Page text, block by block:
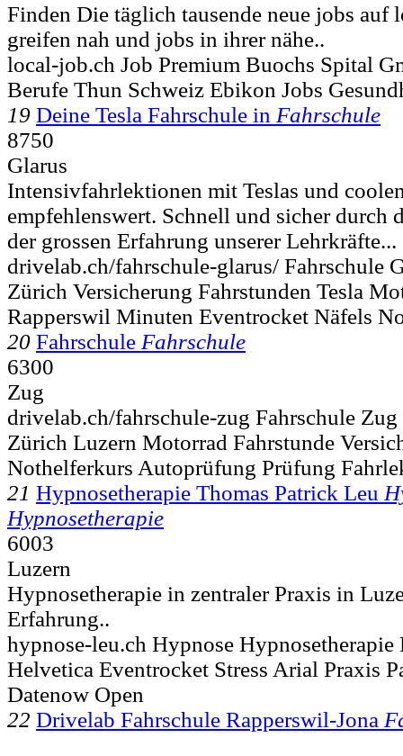
Finden Die täglich tausende neue jobs auf
greifen nah und jobs in ihrer nähe..
local-job.ch Job Premium Buochs Spital
Berufe Thun Schweiz Ebikon Jobs
19 Deine Tesla Fahrschule in Fahrschule
8750
Glarus
Intensivfahrlektionen mit Teslas und
empfehlenswert. Schnell und sicher durch
der grossen Erfahrung unserer Lehrkräfte...
drivelab.ch/fahrschule-glarus/ Fahrschule
Zürich Versicherung Fahrstunden Tesla
Rapperswil Minuten Eventrocket Näfels
20 Fahrschule Fahrschule
6300
Zug
drivelab.ch/fahrschule-zug Fahrschule
Zürich Luzern Motorrad Fahrstunde
Nothelferkurs Autoprüfung Prüfung
21 Hypnosetherapie Thomas Patrick Leu
Hypnosetherapie
6003
Luzern
Hypnosetherapie in zentraler Praxis in
Erfahrung..
hypnose-leu.ch Hypnose Hypnosetherapie
Helvetica Eventrocket Stress Arial Praxis
Datenow Open
22 Drivelab Fahrschule Rapperswil-Jona